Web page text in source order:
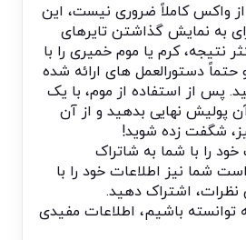
واکس کاملاً ضروری نیست، این
به نمایش گذاشتن تایرهای
نتیجه، کرم یا موم خمیری را با
دستورالعمل های ارائه شده
پس از استفاده از موم، با یک
پولیش نهایی بدهید و از آن
شگفت زده شوید!
را با شما به شاتراک
شما نیز اطلاعات خود را با
اشتراک دهید.
توانسته باشیم، اطلاعات مفیدی